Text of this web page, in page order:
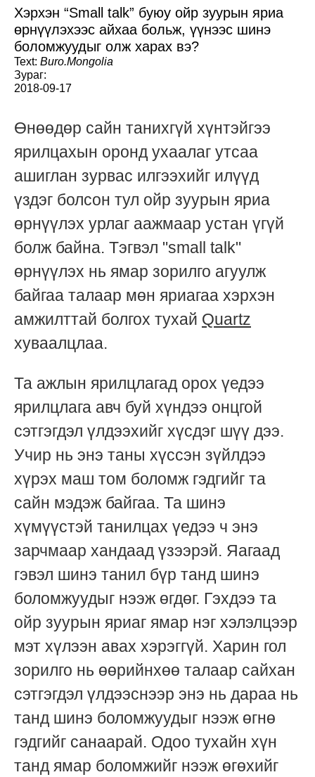
Хэрхэн “Small talk” буюу ойр зуурын яриа
өрнүүлэхээс айхаа больж, үүнээс шинэ
боломжуудыг олж харах вэ?
Text: Buro.Mongolia
Зураг:
2018-09-17
Өнөөдөр сайн танихгүй хүнтэйгээ
ярилцахын оронд ухаалаг утсаа
ашиглан зурвас илгээхийг илүүд
үздэг болсон тул ойр зуурын яриа
өрнүүлэх урлаг аажмаар устан үгүй
болж байна. Тэгвэл "small talk"
өрнүүлэх нь ямар зорилго агуулж
байгаа талаар мөн яриагаа хэрхэн
амжилттай болгох тухай Quartz
хуваалцлаа.
Та ажлын ярилцлагад орох үедээ
ярилцлага авч буй хүндээ онцгой
сэтгэгдэл үлдээхийг хүсдэг шүү дээ.
Учир нь энэ таны хүссэн зүйлдээ
хүрэх маш том боломж гэдгийг та
сайн мэдэж байгаа. Та шинэ
хүмүүстэй танилцах үедээ ч энэ
зарчмаар хандаад үзээрэй. Яагаад
гэвэл шинэ танил бүр танд шинэ
боломжуудыг нээж өгдөг. Гэхдээ та
ойр зуурын яриаг ямар нэг хэлэлцээр
мэт хүлээн авах хэрэггүй. Харин гол
зорилго нь өөрийнхөө талаар сайхан
сэтгэгдэл үлдээснээр энэ нь дараа нь
танд шинэ боломжуудыг нээж өгнө
гэдгийг санаарай. Одоо тухайн хүн
танд ямар боломжийг нээж өгөхийг